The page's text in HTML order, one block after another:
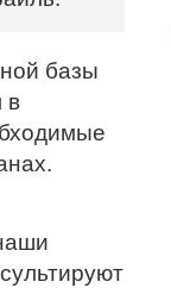
базы
в